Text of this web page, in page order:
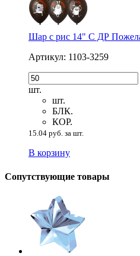
Шар с рис 14" С ДР
Артикул: 1103-3259
шт.
шт.
БЛК.
КОР.
15.04 руб. за шт.
В корзину
Сопутствующие товары